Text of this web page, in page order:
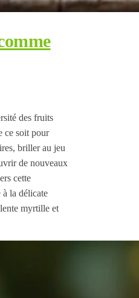
des fruits
ce soit pour
briller au jeu
de nouveaux
cette
la délicate
myrtille et